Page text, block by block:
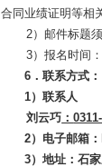
合同业绩证明等相
2）邮件标题
3）报名时间
6 ．联系方式：
1）联系人
刘云巧 ：
2）电子邮箱
3）地址：石